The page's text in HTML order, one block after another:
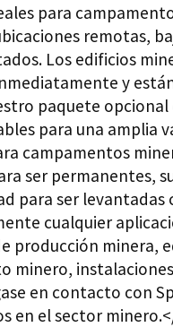
para
remotas,
Los edificios
y
paquete
para una amplia
campamentos
ser permanentes,
para ser levantadas
cualquier
producción minera,
minero,
en contacto con
en el sector